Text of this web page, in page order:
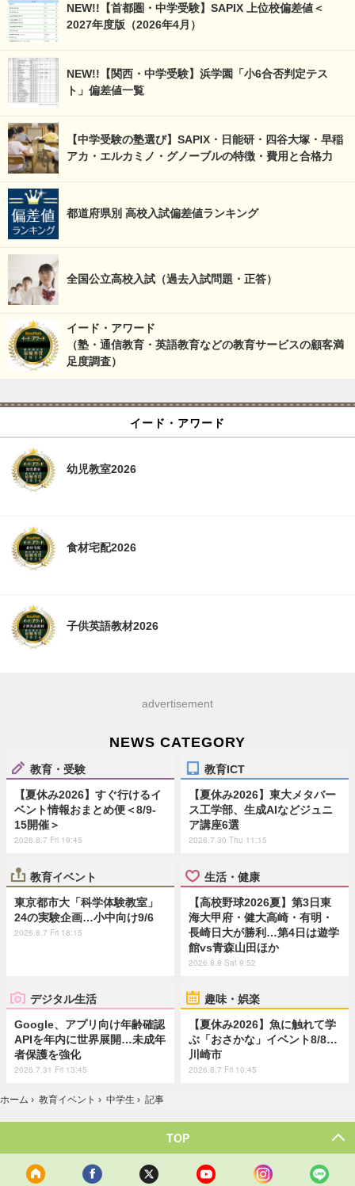
NEW!!【首都圏・中学受験】SAPIX 上位校偏差値＜
2027年度版（2026年4月）
NEW!!【関西・中学受験】浜学園「小6合否判定テス
ト」偏差値一覧
【中学受験の塾選び】SAPIX・日能研・四谷大塚・早稲
アカ・エルカミノ・グノーブルの特徴・費用と合格力
都道府県別 高校入試偏差値ランキング
全国公立高校入試（過去入試問題・正答）
イード・アワード
（塾・通信教育・英語教育などの教育サービスの顧客満
足度調査）
イード・アワード
幼児教室2026
食材宅配2026
子供英語教材2026
advertisement
NEWS CATEGORY
教育・受験
【夏休み2026】すぐ行けるイ
ベント情報おまとめ便＜8/9-
15開催＞
2026.8.7 Fri 19:45
教育ICT
【夏休み2026】東大メタバー
ス工学部、生成AIなどジュニ
ア講座6選
2026.7.30 Thu 11:15
教育イベント
東京都市大「科学体験教室」
24の実験企画…小中向け9/6
2026.8.7 Fri 18:15
生活・健康
【高校野球2026夏】第3日東
海大甲府・健大高崎・有明・
長崎日大が勝利…第4日は遊学
館vs青森山田ほか
2026.8.8 Sat 9:52
デジタル生活
Google、アプリ向け年齢確認
APIを年内に世界展開…未成年
者保護を強化
2026.7.31 Fri 13:45
趣味・娯楽
【夏休み2026】魚に触れて学
ぶ「おさかな」イベント8/8…
川崎市
2026.8.7 Fri 10:45
ホーム › 教育イベント › 中学生 › 記事
TOP